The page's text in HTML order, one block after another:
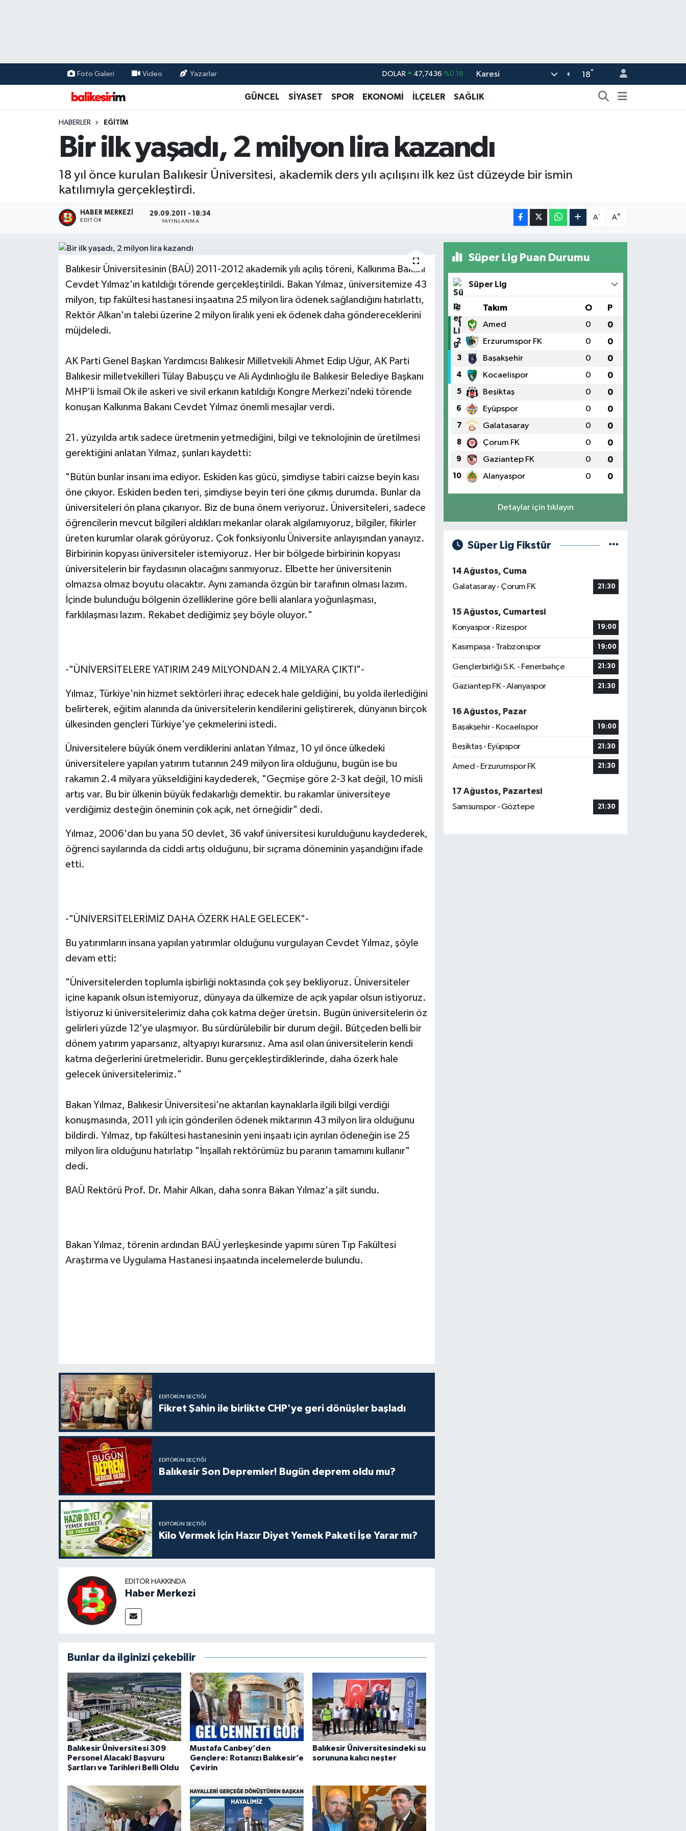
Foto Galeri Video Yazarlar DOLAR 47,7436 %0.18
EURO 55,2510 %0.32
BİST100 13.779 %-14
Karesi 18°
GÜNCEL SİYASET SPOR EKONOMİ İLÇELER SAĞLIK
HABERLER EĞİTİM
Bir ilk yaşadı, 2 milyon lira kazandı
18 yıl önce kurulan Balıkesir Üniversitesi, akademik ders yılı açılışını ilk kez üst düzeyde bir ismin
katılımıyla gerçekleştirdi.
HABER MERKEZI
EDITÖR
29.09.2011 - 18:34
YAYINLANMA
A- A+
Balıkesir Üniversitesinin (BAÜ) 2011-2012 akademik yılı açılış töreni, Kalkınma Bakanı
Cevdet Yılmaz'ın katıldığı törende gerçekleştirildi. Bakan Yılmaz, üniversitemize 43
milyon, tıp fakültesi hastanesi inşaatına 25 milyon lira ödenek sağlandığını hatırlattı,
Rektör Alkan'ın talebi üzerine 2 milyon liralık yeni ek ödenek daha göndereceklerini
müjdeledi.
AK Parti Genel Başkan Yardımcısı Balıkesir Milletvekili Ahmet Edip Uğur, AK Parti
Balıkesir milletvekilleri Tülay Babuşçu ve Ali Aydınlıoğlu ile Balıkesir Belediye Başkanı
MHP'li İsmail Ok ile askeri ve sivil erkanın katıldığı Kongre Merkezi'ndeki törende
konuşan Kalkınma Bakanı Cevdet Yılmaz önemli mesajlar verdi.
21. yüzyılda artık sadece üretmenin yetmediğini, bilgi ve teknolojinin de üretilmesi
gerektiğini anlatan Yılmaz, şunları kaydetti:
"Bütün bunlar insanı ima ediyor. Eskiden kas gücü, şimdiyse tabiri caizse beyin kası
öne çıkıyor. Eskiden beden teri, şimdiyse beyin teri öne çıkmış durumda. Bunlar da
üniversiteleri ön plana çıkarıyor. Biz de buna önem veriyoruz. Üniversiteleri, sadece
öğrencilerin mevcut bilgileri aldıkları mekanlar olarak algılamıyoruz, bilgiler, fikirler
üreten kurumlar olarak görüyoruz. Çok fonksiyonlu Üniversite anlayışından yanayız.
Birbirinin kopyası üniversiteler istemiyoruz. Her bir bölgede birbirinin kopyası
üniversitelerin bir faydasının olacağını sanmıyoruz. Elbette her üniversitenin
olmazsa olmaz boyutu olacaktır. Aynı zamanda özgün bir tarafının olması lazım.
İçinde bulunduğu bölgenin özelliklerine göre belli alanlara yoğunlaşması,
farklılaşması lazım. Rekabet dediğimiz şey böyle oluyor."
-"ÜNİVERSİTELERE YATIRIM 249 MİLYONDAN 2.4 MİLYARA ÇIKTI"-
Yılmaz, Türkiye'nin hizmet sektörleri ihraç edecek hale geldiğini, bu yolda ilerlediğini
belirterek, eğitim alanında da üniversitelerin kendilerini geliştirerek, dünyanın birçok
ülkesinden gençleri Türkiye'ye çekmelerini istedi.
Üniversitelere büyük önem verdiklerini anlatan Yılmaz, 10 yıl önce ülkedeki
üniversitelere yapılan yatırım tutarının 249 milyon lira olduğunu, bugün ise bu
rakamın 2.4 milyara yükseldiğini kaydederek, "Geçmişe göre 2-3 kat değil, 10 misli
artış var. Bu bir ülkenin büyük fedakarlığı demektir. bu rakamlar üniversiteye
verdiğimiz desteğin öneminin çok açık, net örneğidir" dedi.
Yılmaz, 2006'dan bu yana 50 devlet, 36 vakıf üniversitesi kurulduğunu kaydederek,
öğrenci sayılarında da ciddi artış olduğunu, bir sıçrama döneminin yaşandığını ifade
etti.
-"ÜNİVERSİTELERİMİZ DAHA ÖZERK HALE GELECEK"-
Bu yatırımların insana yapılan yatırımlar olduğunu vurgulayan Cevdet Yılmaz, şöyle
devam etti:
"Üniversitelerden toplumla işbirliği noktasında çok şey bekliyoruz. Üniversiteler
içine kapanık olsun istemiyoruz, dünyaya da ülkemize de açık yapılar olsun istiyoruz.
İstiyoruz ki üniversitelerimiz daha çok katma değer üretsin. Bugün üniversitelerin öz
gelirleri yüzde 12'ye ulaşmıyor. Bu sürdürülebilir bir durum değil. Bütçeden belli bir
dönem yatırım yaparsanız, altyapıyı kurarsınız. Ama asıl olan üniversitelerin kendi
katma değerlerini üretmeleridir. Bunu gerçekleştirdiklerinde, daha özerk hale
gelecek üniversitelerimiz."
Bakan Yılmaz, Balıkesir Üniversitesi'ne aktarılan kaynaklarla ilgili bilgi verdiği
konuşmasında, 2011 yılı için gönderilen ödenek miktarının 43 milyon lira olduğunu
bildirdi. Yılmaz, tıp fakültesi hastanesinin yeni inşaatı için ayrılan ödeneğin ise 25
milyon lira olduğunu hatırlatıp "İnşallah rektörümüz bu paranın tamamını kullanır"
dedi.
BAÜ Rektörü Prof. Dr. Mahir Alkan, daha sonra Bakan Yılmaz'a şilt sundu.
Bakan Yılmaz, törenin ardından BAÜ yerleşkesinde yapımı süren Tıp Fakültesi
Araştırma ve Uygulama Hastanesi inşaatında incelemelerde bulundu.
EDITÖRÜN SEÇTIĞI
Fikret Şahin ile birlikte CHP'ye geri dönüşler başladı
EDITÖRÜN SEÇTIĞI
Balıkesir Son Depremler! Bugün deprem oldu mu?
EDITÖRÜN SEÇTIĞI
Kilo Vermek İçin Hazır Diyet Yemek Paketi İşe Yarar mı?
EDITÖR HAKKINDA
Haber Merkezi
Bunlar da ilginizi çekebilir
Balıkesir Üniversitesi 309
Personel Alacak! Başvuru
Şartları ve Tarihleri Belli Oldu
Mustafa Canbey’den
Gençlere: Rotanızı Balıkesir’e
Çevirin
Balıkesir Üniversitesindeki su
sorununa kalıcı neşter
Süper Lig Puan Durumu
Süper Lig
# Takım O P
1 Amed 0 0
2 Erzurumspor FK 0 0
3 Başakşehir 0 0
4 Kocaelispor 0 0
5 Beşiktaş 0 0
6 Eyüpspor 0 0
7 Galatasaray 0 0
8 Çorum FK 0 0
9 Gaziantep FK 0 0
10 Alanyaspor 0 0
Detaylar için tıklayın
Süper Lig Fikstür
14 Ağustos, Cuma
Galatasaray - Çorum FK
21:30
15 Ağustos, Cumartesi
Konyaspor - Rizespor
19:00
Kasımpaşa - Trabzonspor 19:00
Gençlerbirliği S.K. - Fenerbahçe 21:30
Gaziantep FK - Alanyaspor 21:30
16 Ağustos, Pazar
Başakşehir - Kocaelispor
19:00
Beşiktaş - Eyüpspor 21:30
Amed - Erzurumspor FK 21:30
17 Ağustos, Pazartesi
Samsunspor - Göztepe
21:30